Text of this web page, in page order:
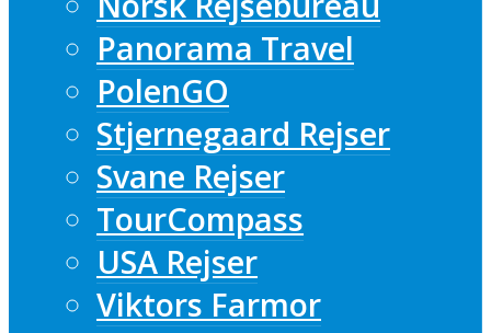
Panorama Travel
PolenGO
Stjernegaard Rejser
Svane Rejser
TourCompass
USA Rejser
Viktors Farmor